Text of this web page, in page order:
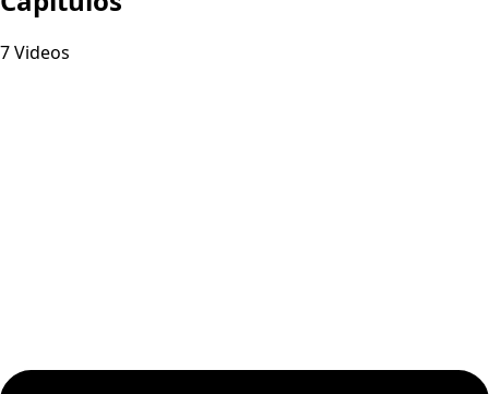
7 Videos